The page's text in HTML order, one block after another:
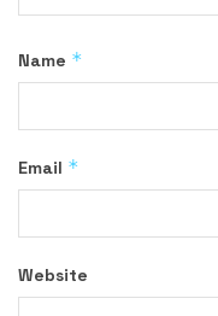
Name *
Email *
Website